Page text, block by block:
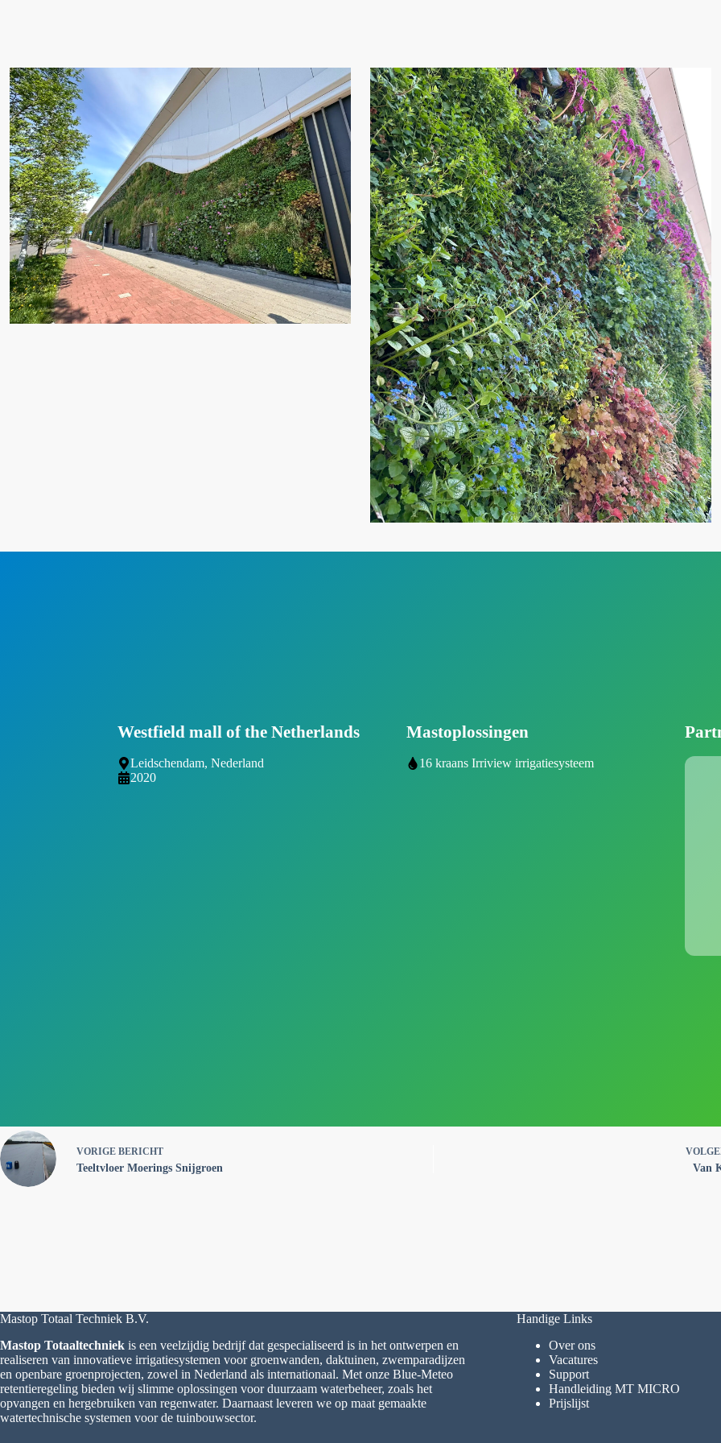
Westfield mall of the Netherlands
Leidschendam, Nederland
2020
Mastoplossingen
16 kraans Irriview irrigatiesysteem
VORIGE BERICHT
Teeltvloer Moerings Snijgroen Van
Mastop Totaal Techniek B.V.
Mastop Totaaltechniek is een veelzijdig bedrijf dat gespecialiseerd is in het ontwerpen en
realiseren van innovatieve irrigatiesystemen voor groenwanden, daktuinen, zwemparadijzen
en openbare groenprojecten, zowel in Nederland als internationaal. Met onze Blue-Meteo
retentieregeling bieden wij slimme oplossingen voor duurzaam waterbeheer, zoals het
opvangen en hergebruiken van regenwater. Daarnaast leveren we op maat gemaakte
watertechnische systemen voor de tuinbouwsector.
Handige Links
Over ons
Vacatures
Support
Handleiding MT MICRO
Prijslijst